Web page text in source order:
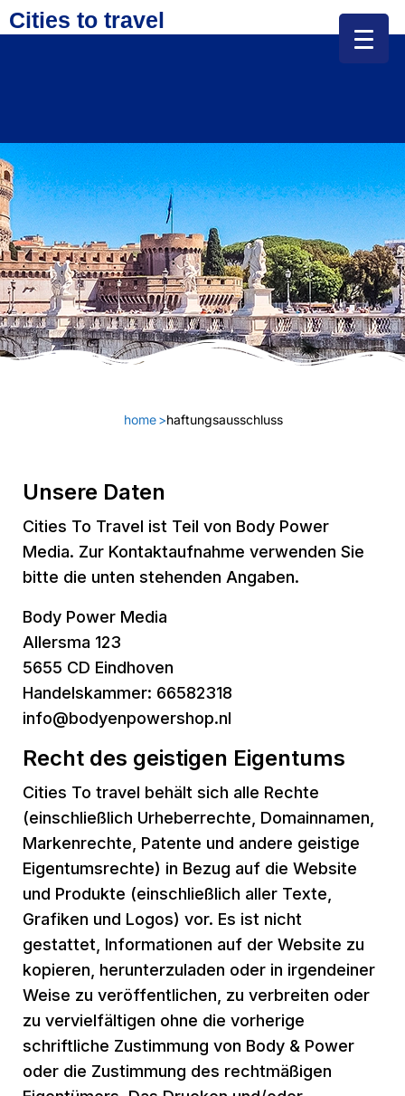
Cities to travel
home>haftungsausschluss
Unsere Daten
Cities To Travel ist Teil von Body Power
Media. Zur Kontaktaufnahme verwenden Sie
bitte die unten stehenden Angaben.
Body Power Media
Allersma 123
5655 CD Eindhoven
Handelskammer: 66582318
info@bodyenpowershop.nl
Recht des geistigen Eigentums
Cities To travel behält sich alle Rechte
(einschließlich Urheberrechte, Domainnamen,
Markenrechte, Patente und andere geistige
Eigentumsrechte) in Bezug auf die Website
und Produkte (einschließlich aller Texte,
Grafiken und Logos) vor. Es ist nicht
gestattet, Informationen auf der Website zu
kopieren, herunterzuladen oder in irgendeiner
Weise zu veröffentlichen, zu verbreiten oder
zu vervielfältigen ohne die vorherige
schriftliche Zustimmung von Body & Power
oder die Zustimmung des rechtmäßigen